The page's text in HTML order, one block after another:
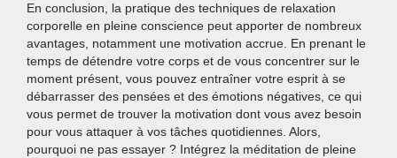
En conclusion, la pratique des techniques de relaxation
corporelle en pleine conscience peut apporter de nombreux
avantages, notamment une motivation accrue. En prenant le
temps de détendre votre corps et de vous concentrer sur le
moment présent, vous pouvez entraîner votre esprit à se
débarrasser des pensées et des émotions négatives, ce qui
vous permet de trouver la motivation dont vous avez besoin
pour vous attaquer à vos tâches quotidiennes. Alors,
pourquoi ne pas essayer ? Intégrez la méditation de pleine